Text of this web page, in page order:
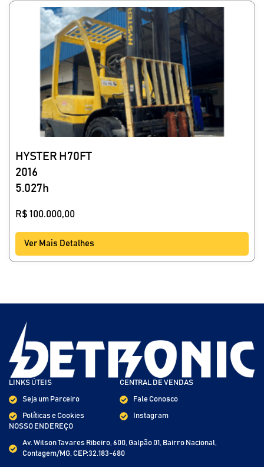
HYSTER H70FT
2016
5.027h
R$ 100.000,00
Ver Mais Detalhes
LINKS ÚTEIS
Seja um Parceiro
Políticas e Cookies
CENTRAL DE VENDAS
Fale Conosco
Instagram
NOSSO ENDEREÇO
Av. Wilson Tavares Ribeiro, 600, Galpão 01, Bairro Nacional,
Contagem/MG, CEP:32.183-680